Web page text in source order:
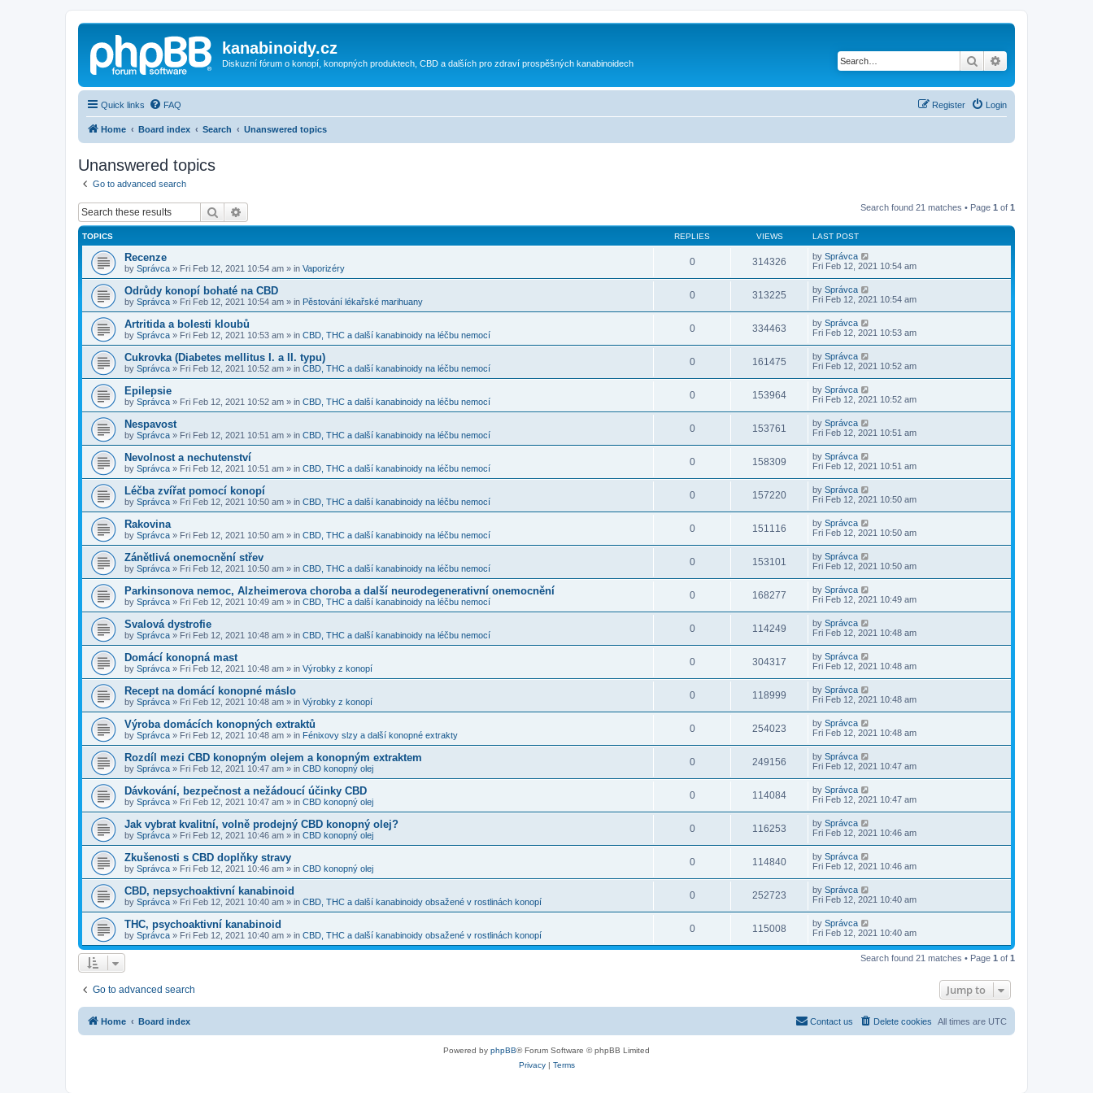
kanabinoidy.cz
Diskuzní fórum o konopí, konopných produktech, CBD a dalších pro zdraví prospěšných kanabinoidech Search
Quick links FAQ Login
Register
Home Board index Search Unanswered topics
Unanswered topics
Go to advanced search
Search Search found 21 matches • Page 1 of 1
TOPICS REPLIES VIEWS LAST POST
Recenze
by Správca » Fri Feb 12, 2021 10:54 am » in Vaporizéry
0 314326 by Správca
Fri Feb 12, 2021 10:54 am
Odrůdy konopí bohaté na CBD
by Správca » Fri Feb 12, 2021 10:54 am » in Pěstování lékařské marihuany
0 313225 by Správca
Fri Feb 12, 2021 10:54 am
Artritida a bolesti kloubů
by Správca » Fri Feb 12, 2021 10:53 am » in CBD, THC a další kanabinoidy na léčbu nemocí
0 334463 by Správca
Fri Feb 12, 2021 10:53 am
Cukrovka (Diabetes mellitus I. a II. typu)
by Správca » Fri Feb 12, 2021 10:52 am » in CBD, THC a další kanabinoidy na léčbu nemocí
0 161475 by Správca
Fri Feb 12, 2021 10:52 am
Epilepsie
by Správca » Fri Feb 12, 2021 10:52 am » in CBD, THC a další kanabinoidy na léčbu nemocí
0 153964 by Správca
Fri Feb 12, 2021 10:52 am
Nespavost
by Správca » Fri Feb 12, 2021 10:51 am » in CBD, THC a další kanabinoidy na léčbu nemocí
0 153761 by Správca
Fri Feb 12, 2021 10:51 am
Nevolnost a nechutenství
by Správca » Fri Feb 12, 2021 10:51 am » in CBD, THC a další kanabinoidy na léčbu nemocí
0 158309 by Správca
Fri Feb 12, 2021 10:51 am
Léčba zvířat pomocí konopí
by Správca » Fri Feb 12, 2021 10:50 am » in CBD, THC a další kanabinoidy na léčbu nemocí
0 157220 by Správca
Fri Feb 12, 2021 10:50 am
Rakovina
by Správca » Fri Feb 12, 2021 10:50 am » in CBD, THC a další kanabinoidy na léčbu nemocí
0 151116 by Správca
Fri Feb 12, 2021 10:50 am
Zánětlivá onemocnění střev
by Správca » Fri Feb 12, 2021 10:50 am » in CBD, THC a další kanabinoidy na léčbu nemocí
0 153101 by Správca
Fri Feb 12, 2021 10:50 am
Parkinsonova nemoc, Alzheimerova choroba a další neurodegenerativní onemocnění
by Správca » Fri Feb 12, 2021 10:49 am » in CBD, THC a další kanabinoidy na léčbu nemocí
0 168277 by Správca
Fri Feb 12, 2021 10:49 am
Svalová dystrofie
by Správca » Fri Feb 12, 2021 10:48 am » in CBD, THC a další kanabinoidy na léčbu nemocí
0 114249 by Správca
Fri Feb 12, 2021 10:48 am
Domácí konopná mast
by Správca » Fri Feb 12, 2021 10:48 am » in Výrobky z konopí
0 304317 by Správca
Fri Feb 12, 2021 10:48 am
Recept na domácí konopné máslo
by Správca » Fri Feb 12, 2021 10:48 am » in Výrobky z konopí
0 118999 by Správca
Fri Feb 12, 2021 10:48 am
Výroba domácích konopných extraktů
by Správca » Fri Feb 12, 2021 10:48 am » in Fénixovy slzy a další konopné extrakty
0 254023 by Správca
Fri Feb 12, 2021 10:48 am
Rozdíl mezi CBD konopným olejem a konopným extraktem
by Správca » Fri Feb 12, 2021 10:47 am » in CBD konopný olej
0 249156 by Správca
Fri Feb 12, 2021 10:47 am
Dávkování, bezpečnost a nežádoucí účinky CBD
by Správca » Fri Feb 12, 2021 10:47 am » in CBD konopný olej
0 114084 by Správca
Fri Feb 12, 2021 10:47 am
Jak vybrat kvalitní, volně prodejný CBD konopný olej?
by Správca » Fri Feb 12, 2021 10:46 am » in CBD konopný olej
0 116253 by Správca
Fri Feb 12, 2021 10:46 am
Zkušenosti s CBD doplňky stravy
by Správca » Fri Feb 12, 2021 10:46 am » in CBD konopný olej
0 114840 by Správca
Fri Feb 12, 2021 10:46 am
CBD, nepsychoaktivní kanabinoid
by Správca » Fri Feb 12, 2021 10:40 am » in CBD, THC a další kanabinoidy obsažené v rostlinách konopí
0 252723 by Správca
Fri Feb 12, 2021 10:40 am
THC, psychoaktivní kanabinoid
by Správca » Fri Feb 12, 2021 10:40 am » in CBD, THC a další kanabinoidy obsažené v rostlinách konopí
0 115008 by Správca
Fri Feb 12, 2021 10:40 am
Search found 21 matches • Page 1 of 1
Go to advanced search Jump to
Home Board index All times are UTC
Delete cookies
Contact us
Powered by phpBB® Forum Software © phpBB Limited
Privacy| Terms